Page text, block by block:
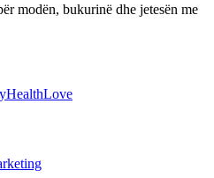
modën, bukurinë dhe jetesën me
HealthLove